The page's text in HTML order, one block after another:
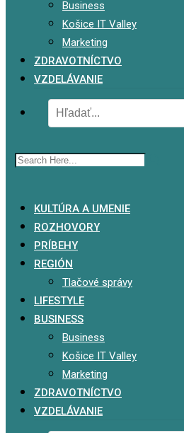
Business
Košice IT Valley
Marketing
ZDRAVOTNÍCTVO
VZDELÁVANIE
KULTÚRA A UMENIE
ROZHOVORY
PRÍBEHY
REGIÓN
Tlačové správy
LIFESTYLE
BUSINESS
Business
Košice IT Valley
Marketing
ZDRAVOTNÍCTVO
VZDELÁVANIE